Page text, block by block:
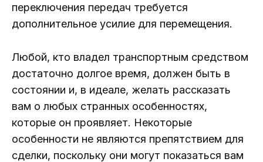
переключения передач требуется
дополнительное усилие для перемещения.
Любой, кто владел транспортным средством
достаточно долгое время, должен быть в
состоянии и, в идеале, желать рассказать
вам о любых странных особенностях,
которые он проявляет. Некоторые
особенности не являются препятствием для
сделки, поскольку они могут показаться вам